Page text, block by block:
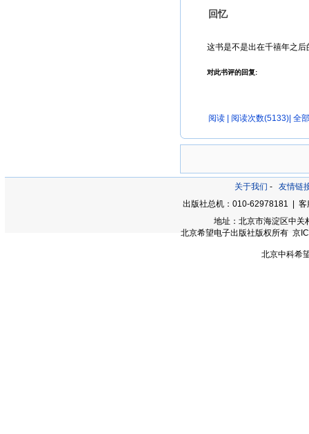
回忆
这书是不是出在千禧年之后
对此书评的回复:
阅读 | 阅读次数(5133)| 全
关于我们 - 友情链
出版社总机：010-62978181 |
地址：北京市海淀区中关
北京希望电子出版社版权所有 京
北京中科希